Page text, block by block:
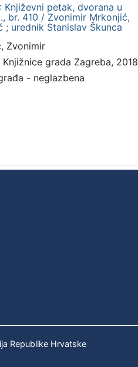
petak, dvorana u
br. 410 / Zvonimir Mrkonjić,
urednik Stanislav Škunca
Zvonimir
Knjižnice grada Zagreba, 2018
- neglazbena
Republike Hrvatske